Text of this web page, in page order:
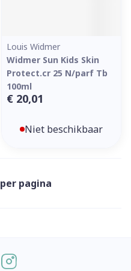
Louis Widmer
Widmer Sun Kids Skin
Protect.cr 25 N/parf Tb
100ml
€ 20,01
Niet beschikbaar
per pagina